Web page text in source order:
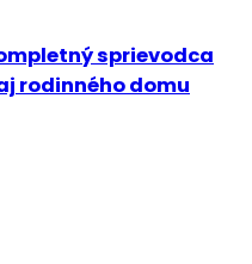
sprievodca
rodinného domu